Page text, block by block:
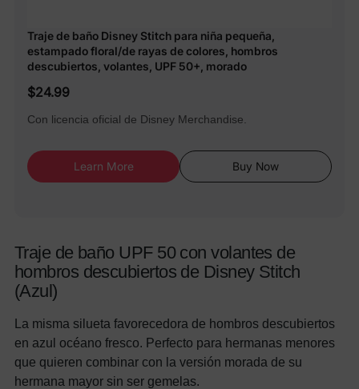
Traje de baño Disney Stitch para niña pequeña,
estampado floral/de rayas de colores, hombros
descubiertos, volantes, UPF 50+, morado
$24.99
Con licencia oficial de Disney Merchandise.
Learn More Buy Now
Traje de baño UPF 50 con volantes de
hombros descubiertos de Disney Stitch
(Azul)
La misma silueta favorecedora de hombros descubiertos
en azul océano fresco. Perfecto para hermanas menores
que quieren combinar con la versión morada de su
hermana mayor sin ser gemelas.